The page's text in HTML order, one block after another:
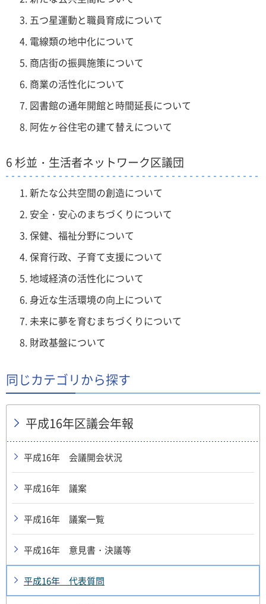
五つ星運動と職員育成について
電線類の地中化について
商店街の振興施策について
商業の活性化について
図書館の通年開館と時間延長について
阿佐ヶ谷住宅の建て替えについて
6 杉並・生活者ネットワーク区議団
新たな公共空間の創造について
安全・安心のまちづくりについて
保健、福祉分野について
保育行政、子育て支援について
地域経済の活性化について
身近な生活環境の向上について
未来に夢を育むまちづくりについて
財政基盤について
同じカテゴリから探す
平成16年区議会年報
平成16年 会議開会状況
平成16年 議案
平成16年 議案一覧
平成16年 意見書・決議等
平成16年 代表質問